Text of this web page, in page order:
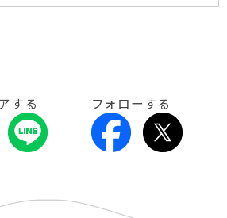
する フォローする